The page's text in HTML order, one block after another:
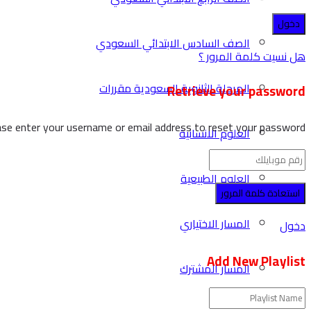
الصف السادس الابتدائي السعودي
المرحلة الثانوية السعودية مقررات
العلوم الانسانية
العلوم الطبيعية
المسار الاختياري
المسار المشترك
هل نسيت كلمة المرور ؟
Retrieve your password
enter your username or email address to reset your password.
دخول
Add New Playlist